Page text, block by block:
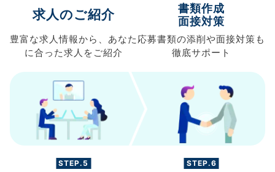
求人のご紹介
豊富な求人情報から、 あなた
に合った求人を ご紹介
書類作成
面接対策
応募書類の添削や面接対策も
徹底サポート
STEP.5 STEP.6